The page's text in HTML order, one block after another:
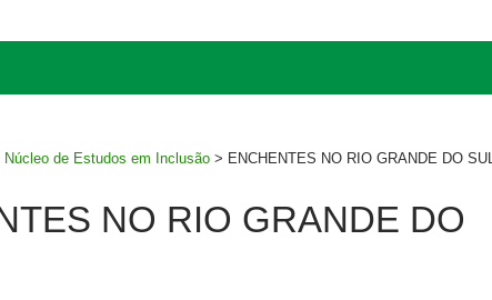
Núcleo de Estudos em Inclusão > ENCHENTES NO RIO GRANDE DO SUL
NO RIO GRANDE DO